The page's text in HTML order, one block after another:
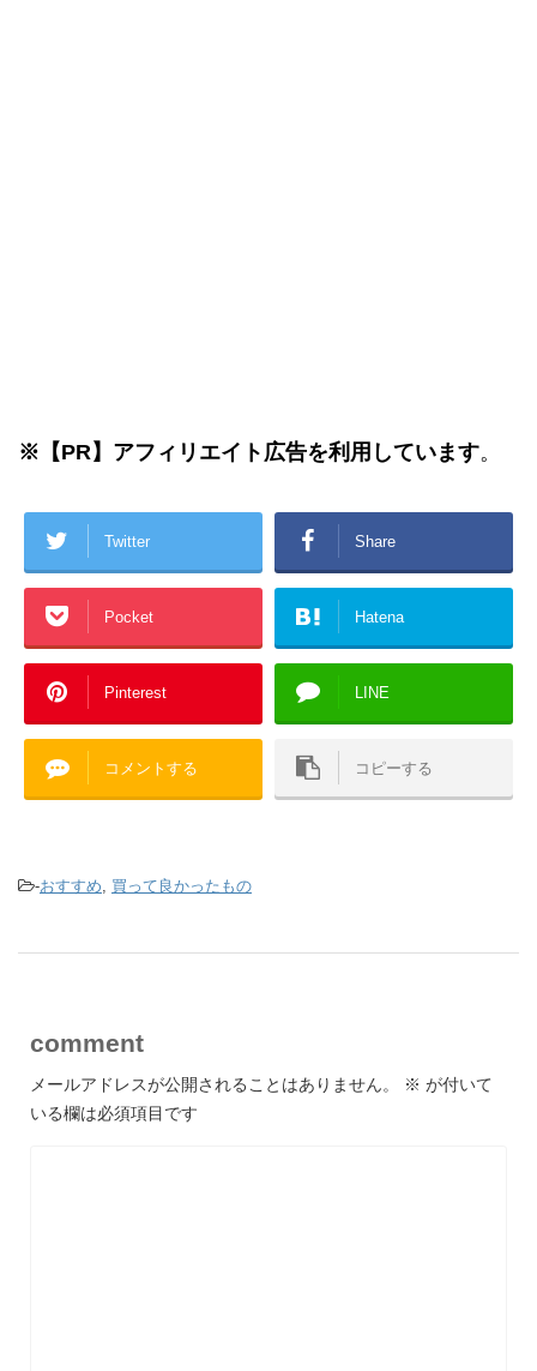
※ 【PR】 アフィリエイト広告を利用しています。
Twitter Share
Pocket Hatena
Pinterest LINE
コメントする コピーする
-おすすめ, 買って良かったもの
comment
メールアドレスが公開されることはありません。 ※ が付いて
いる欄は必須項目です